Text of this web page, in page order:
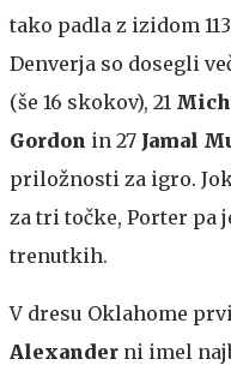
tako padla z izidom
Denverja so dosegli
(še 16 skokov), 21
Gordon in 27 Jamal
priložnosti za igro.
za tri točke, Porter pa
trenutkih.
V dresu Oklahome
Alexander ni imel